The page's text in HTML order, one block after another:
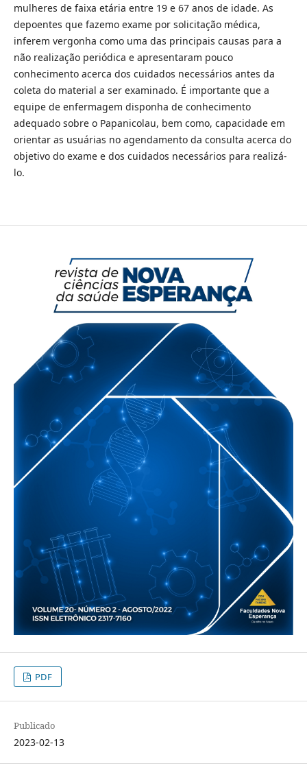
mulheres de faixa etária entre 19 e 67 anos de idade. As
depoentes que fazemo exame por solicitação médica,
inferem vergonha como uma das principais causas para a
não realização periódica e apresentaram pouco
conhecimento acerca dos cuidados necessários antes da
coleta do material a ser examinado. É importante que a
equipe de enfermagem disponha de conhecimento
adequado sobre o Papanicolau, bem como, capacidade em
orientar as usuárias no agendamento da consulta acerca do
objetivo do exame e dos cuidados necessários para realizá-
lo.
PDF
Publicado
2023-02-13